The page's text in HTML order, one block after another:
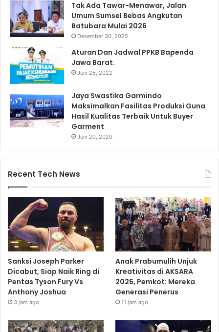
Tak Ada Tawar-Menawar, Jalan
Umum Sumsel Bebas Angkutan
Batubara Mulai 2026
Desember 30, 2025
Aturan Dan Jadwal PPKB Bapenda
Jawa Barat.
Juni 25, 2022
Jaya Swastika Garmindo
Maksimalkan Fasilitas Produksi Guna
Hasil Kualitas Terbaik Untuk Buyer
Garment
Juni 20, 2020
Recent Tech News
Sanksi Joseph Parker
Dicabut, Siap Naik Ring di
Pentas Tyson Fury Vs
Anthony Joshua
3 jam ago
Anak Prabumulih Unjuk
Kreativitas di AKSARA
2026, Pemkot: Mereka
Generasi Penerus
11 jam ago